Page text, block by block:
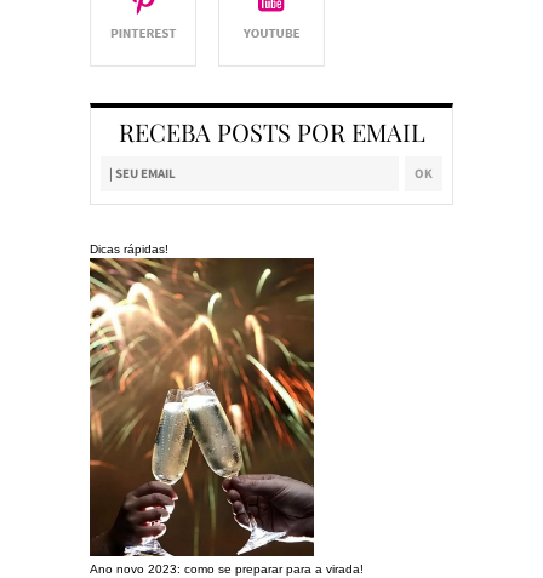
RECEBA POSTS POR EMAIL
Dicas rápidas!
Ano novo 2023: como se preparar para a virada!